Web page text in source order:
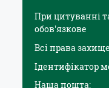
При цитуванні
обов'язкове
Всі права
Ідентифікатор
Наша пошта: